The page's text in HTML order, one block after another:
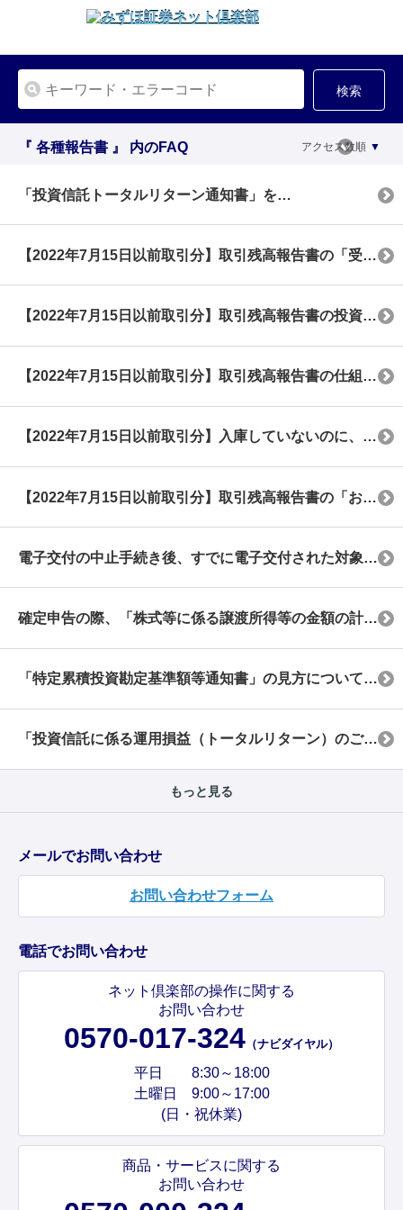
検索
アクセス数順
『 各種報告書 』 内のFAQ
「投資信託トータルリターン通知書」を譲渡損益の計算に利用して、税務申告に利用できますか？
【2022年7月15日以前取引分】取引残高報告書の「受渡日が未到来分のお取引の明細」について
【2022年7月15日以前取引分】取引残高報告書の投資信託トータルリターン通知書の見方
【2022年7月15日以前取引分】取引残高報告書の仕組債の参考単価の算出根拠を教えてください。
【2022年7月15日以前取引分】入庫していないのに、取引残高報告書に「入出庫」と記載があるのはなぜですか？
【2022年7月15日以前取引分】取引残高報告書の「お預り残高の明細」で、外国債券の買付時為替レートが「＊＊＊＊＊...
電子交付の中止手続き後、すでに電子交付された対象書面をネット倶楽部で閲覧できますか？
確定申告の際、「株式等に係る譲渡所得等の金額の計算明細書」を提出する場合、「特定口座年間取引報告書」の添付は必要ですか。
「特定累積投資勘定基準額等通知書」の見方について教えてください。
「投資信託に係る運用損益（トータルリターン）のご案内」の、外国投資信託の計算に使用する為替レートは何ですか？
もっと見る
メールでお問い合わせ
お問い合わせフォーム
電話でお問い合わせ
ネット倶楽部の操作に関する
お問い合わせ
0570-017-324 （ナビダイヤル）
平日 8:30～18:00
土曜日 9:00～17:00
(日・祝休業)
商品・サービスに関する
お問い合わせ